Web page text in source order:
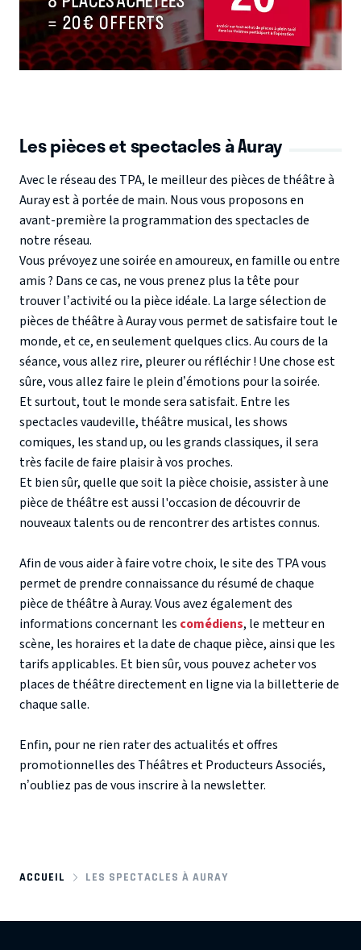
Les pièces et spectacles à Auray
Avec le réseau des TPA, le meilleur des pièces de théâtre à
Auray est à portée de main. Nous vous proposons en
avant-première la programmation des spectacles de
notre réseau.
Vous prévoyez une soirée en amoureux, en famille ou entre
amis ? Dans ce cas, ne vous prenez plus la tête pour
trouver l’activité ou la pièce idéale. La large sélection de
pièces de théâtre à Auray vous permet de satisfaire tout le
monde, et ce, en seulement quelques clics. Au cours de la
séance, vous allez rire, pleurer ou réfléchir ! Une chose est
sûre, vous allez faire le plein d’émotions pour la soirée.
Et surtout, tout le monde sera satisfait. Entre les
spectacles vaudeville, théâtre musical, les shows
comiques, les stand up, ou les grands classiques, il sera
très facile de faire plaisir à vos proches.
Et bien sûr, quelle que soit la pièce choisie, assister à une
pièce de théâtre est aussi l'occasion de découvrir de
nouveaux talents ou de rencontrer des artistes connus.
Afin de vous aider à faire votre choix, le site des TPA vous
permet de prendre connaissance du résumé de chaque
pièce de théâtre à Auray. Vous avez également des
informations concernant les comédiens, le metteur en
scène, les horaires et la date de chaque pièce, ainsi que les
tarifs applicables. Et bien sûr, vous pouvez acheter vos
places de théâtre directement en ligne via la billetterie de
chaque salle.
Enfin, pour ne rien rater des actualités et offres
promotionnelles des Théâtres et Producteurs Associés,
n’oubliez pas de vous inscrire à la newsletter.
ACCUEIL LES SPECTACLES À AURAY